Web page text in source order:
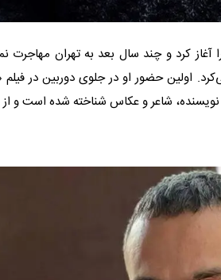
کرد و چند سال بعد به تهران مهاجرت
اولین حضور او در جلوی دوربین در
نویسنده، شاعر و عکاس شناخته شده است و